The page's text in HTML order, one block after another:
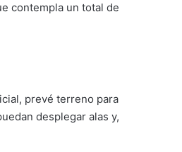
contempla un total de
prevé terreno para
desplegar alas y,